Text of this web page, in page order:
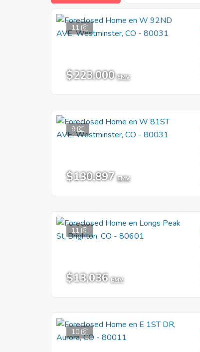
11
$223,000 EMV
9
$130,897 EMV
11
$13,036 EMV
10